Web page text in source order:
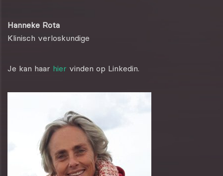
Hanneke Rota
Klinisch verloskundige
Je kan haar hier vinden op Linkedin.